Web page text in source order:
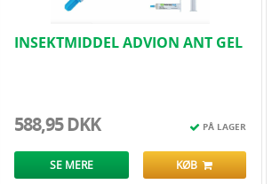
INSEKTMIDDEL ADVION ANT GEL
588,95 DKK PÅ LAGER
SE MERE KØB